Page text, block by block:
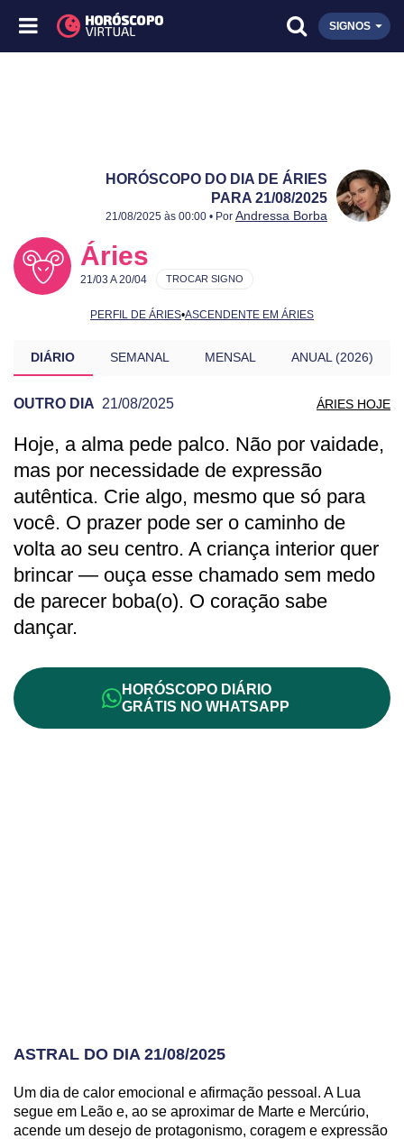
SIGNOS
HORÓSCOPO DO DIA DE ÁRIES
PARA 21/08/2025
Publicado:
21/08/2025
Atualizado:
21/08/2025
21/08/2025 às 00:00 • Por Andressa Borba
Áries
21/03 A 20/04
PERFIL DE ÁRIES•ASCENDENTE EM ÁRIES
TROCAR SIGNO
DIÁRIO SEMANAL MENSAL ANUAL (2026)
OUTRO DIA 21/08/2025 ÁRIES HOJE
PREVISÃO DE ÁRIES PARA OUTRO DIA
Hoje, a alma pede palco. Não por vaidade,
mas por necessidade de expressão
autêntica. Crie algo, mesmo que só para
você. O prazer pode ser o caminho de
volta ao seu centro. A criança interior quer
brincar — ouça esse chamado sem medo
de parecer boba(o). O coração sabe
dançar.
HORÓSCOPO DIÁRIO
GRÁTIS NO WHATSAPP
ASTRAL DO DIA 21/08/2025
Um dia de calor emocional e afirmação pessoal. A Lua
segue em Leão e, ao se aproximar de Marte e Mercúrio,
acende um desejo de protagonismo, coragem e expressão